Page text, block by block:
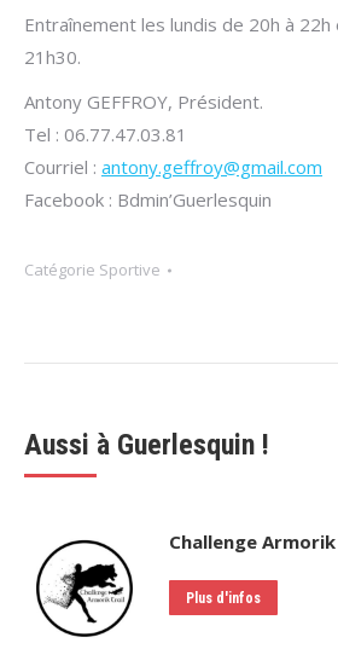
Entraînement les lundis de 20h à
21h30.
Antony GEFFROY, Président.
Tel : 06.77.47.03.81
Courriel : antony.geffroy@gmail.com
Facebook : Bdmin’Guerlesquin
Catégorie Sportive
Aussi à Guerlesquin !
Challenge
Plus d'infos